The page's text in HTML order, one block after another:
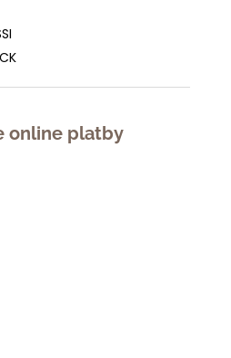
online platby